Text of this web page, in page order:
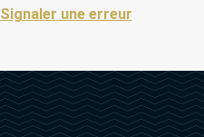
Signaler une erreur